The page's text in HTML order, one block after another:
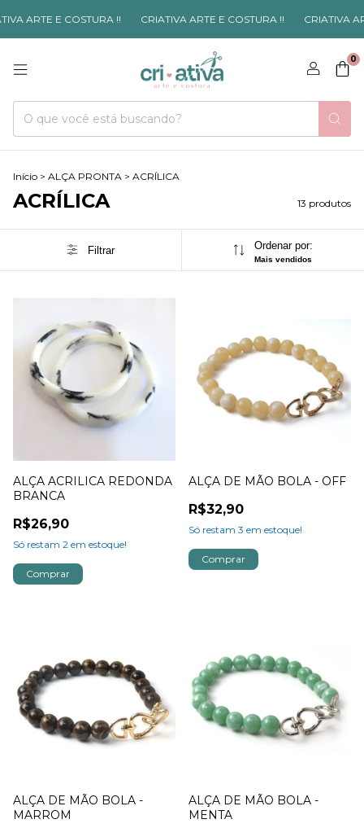
ARTE E COSTURA !! CRIATIVA ARTE E COSTURA !! CRIATIVA
0
Início > ALÇA PRONTA > ACRÍLICA
ACRÍLICA 13 produtos
Filtrar Ordenar por:
Mais vendidos
ALÇA ACRILICA REDONDA
BRANCA
R$26,90
Só restam 2 em estoque!
ALÇA DE MÃO BOLA - OFF
R$32,90
Só restam 3 em estoque!
ALÇA DE MÃO BOLA -
MARROM
ALÇA DE MÃO BOLA -
MENTA